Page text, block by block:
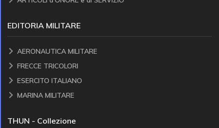
EDITORIA MILITARE
AERONAUTICA MILITARE
FRECCE TRICOLORI
ESERCITO ITALIANO
MARINA MILITARE
THUN - Collezione